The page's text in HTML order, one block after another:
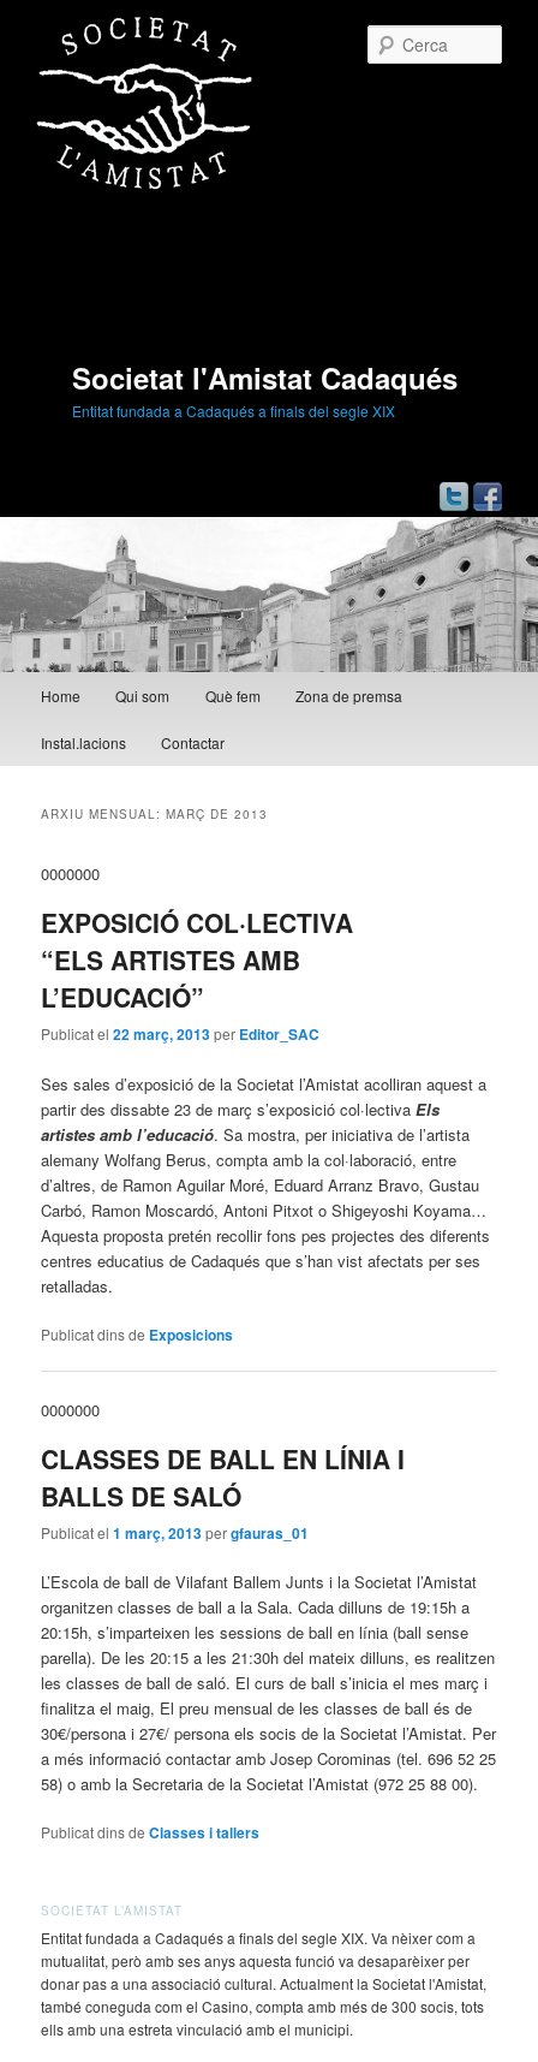
Societat l'Amistat Cadaqués
Entitat fundada a Cadaqués a finals del segle XIX
Aneu al contingut principal
Aneu al contingut secundari
Home Qui som Què fem Zona de premsa
Instal.lacions Contactar
ARXIU MENSUAL:MARÇ DE 2013
0000000
EXPOSICIÓ COL·LECTIVA
“ELS ARTISTES AMB
L’EDUCACIÓ”
Publicat el22 març, 2013per Editor_SAC
Ses sales d’exposició de la Societat l’Amistat acolliran aquest a
partir des dissabte 23 de març s’exposició col·lectivaEls
artistes amb l’educació. Sa mostra, per iniciativa de l’artista
alemany Wolfang Berus, compta amb la col·laboració, entre
d’altres, de Ramon Aguilar Moré, Eduard Arranz Bravo, Gustau
Carbó, Ramon Moscardó, Antoni Pitxot o Shigeyoshi Koyama…
Aquesta proposta pretén recollir fons pes projectes des diferents
centres educatius de Cadaqués que s’han vist afectats per ses
retalladas.
Publicat dins de Exposicions
0000000
CLASSES DE BALL EN LÍNIA I
BALLS DE SALÓ
Publicat el1 març, 2013pergfauras_01
L’Escola de ball de Vilafant Ballem Junts i la Societat l’Amistat
organitzen classes de ball a la Sala. Cada dilluns de 19:15h a
20:15h, s’imparteixen les sessions de ball en línia (ball sense
parella). De les 20:15 a les 21:30h del mateix dilluns, es realitzen
les classes de ball de saló. El curs de ball s’inicia el mes març i
finalitza el maig, El preu mensual de les classes de ball és de
30€/persona i 27€/ persona els socis de la Societat l’Amistat. Per
a més informació contactar amb Josep Corominas (tel. 696 52 25
58) o amb la Secretaria de la Societat l’Amistat (972 25 88 00).
Publicat dins de Classes i tallers
SOCIETAT L’AMISTAT
Entitat fundada a Cadaqués a finals del segle XIX. Va nèixer com a
mutualitat, però amb ses anys aquesta funció va desaparèixer per
donar pas a una associació cultural. Actualment la Societat l'Amistat,
també coneguda com el Casino, compta amb més de 300 socis, tots
ells amb una estreta vinculació amb el municipi.